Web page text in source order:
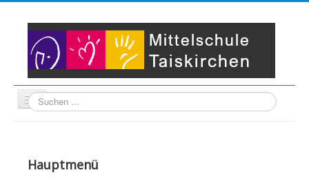
Suche
Impressum
Hauptmenü